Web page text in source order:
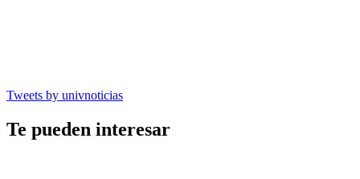
Tweets by univnoticias
Te pueden interesar